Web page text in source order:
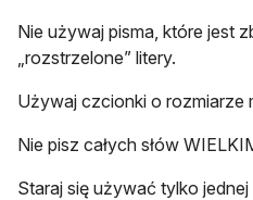
Nie używaj pisma, które jest
„rozstrzelone” litery.
Używaj czcionki o rozmiarze
Nie pisz całych słów
Staraj się używać tylko